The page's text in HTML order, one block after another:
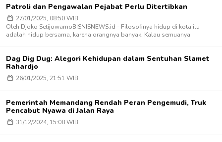
Patroli dan Pengawalan Pejabat Perlu Ditertibkan
27/01/2025, 08:50 WIB
Oleh Djoko SetijowarnoBISNISNEWS.id - Filosofinya hidup di kota itu
adalah hidup bersama, karena orangnya banyak. Kalau semuanya
Dag Dig Dug: Alegori Kehidupan dalam Sentuhan Slamet
Rahardjo
26/01/2025, 21:51 WIB
Pemerintah Memandang Rendah Peran Pengemudi, Truk
Pencabut Nyawa di Jalan Raya
31/12/2024, 15:08 WIB